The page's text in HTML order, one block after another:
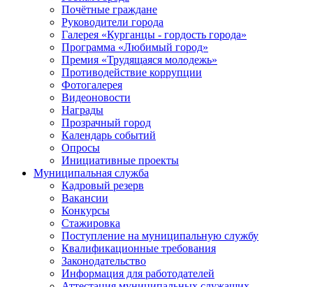
Почётные граждане
Руководители города
Галерея «Курганцы - гордость города»
Программа «Любимый город»
Премия «Трудящаяся молодежь»
Противодействие коррупции
Фотогалерея
Видеоновости
Награды
Прозрачный город
Календарь событий
Опросы
Инициативные проекты
Муниципальная служба
Кадровый резерв
Вакансии
Конкурсы
Стажировка
Поступление на муниципальную службу
Квалификационные требования
Законодательство
Информация для работодателей